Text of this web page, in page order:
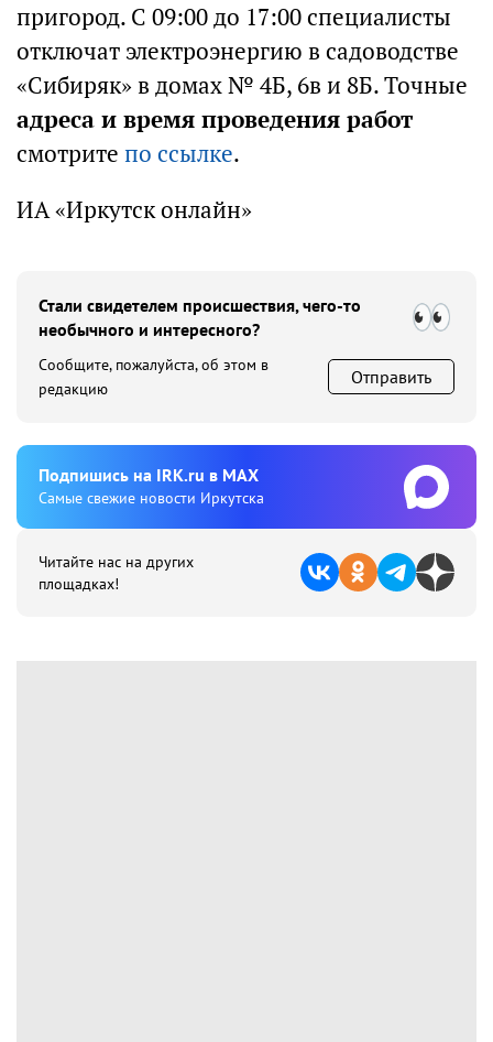
пригород. С 09:00 до 17:00 специалисты
отключат электроэнергию в садоводстве
«Сибиряк» в домах № 4Б, 6в и 8Б. Точные
адреса и время проведения работ
смотрите по ссылке.
ИА «Иркутск онлайн»
Стали свидетелем происшествия, чего-то
необычного и интересного?
Сообщите, пожалуйста, об этом в
редакцию
Отправить
Подпишиcь на IRK.ru в MAX
Cамые свежие новости Иркутска
Читайте нас на других
площадках!